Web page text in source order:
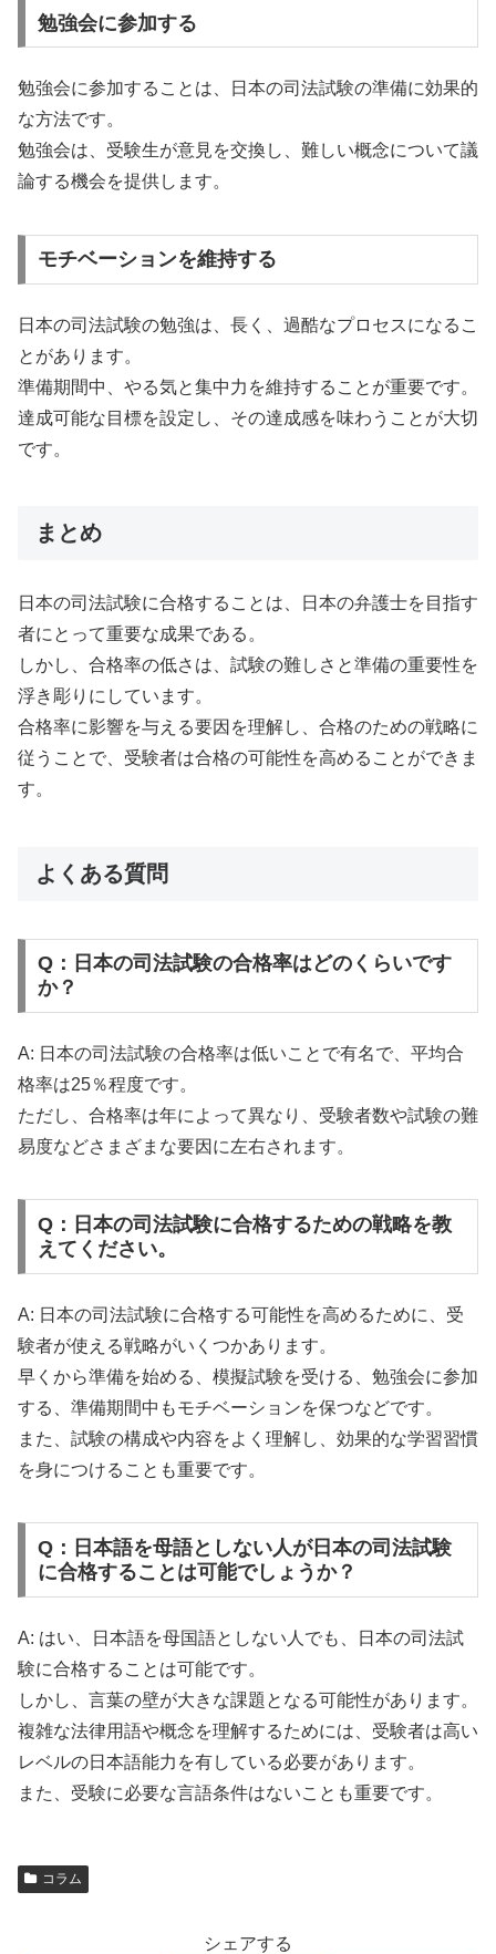
勉強会に参加する
勉強会に参加することは、日本の司法試験の準備に効果的
な方法です。
勉強会は、受験生が意見を交換し、難しい概念について議
論する機会を提供します。
モチベーションを維持する
日本の司法試験の勉強は、長く、過酷なプロセスになるこ
とがあります。
準備期間中、やる気と集中力を維持することが重要です。
達成可能な目標を設定し、その達成感を味わうことが大切
です。
まとめ
日本の司法試験に合格することは、日本の弁護士を目指す
者にとって重要な成果である。
しかし、合格率の低さは、試験の難しさと準備の重要性を
浮き彫りにしています。
合格率に影響を与える要因を理解し、合格のための戦略に
従うことで、受験者は合格の可能性を高めることができま
す。
よくある質問
Q：日本の司法試験の合格率はどのくらいです
か？
A: 日本の司法試験の合格率は低いことで有名で、平均合
格率は25％程度です。
ただし、合格率は年によって異なり、受験者数や試験の難
易度などさまざまな要因に左右されます。
Q：日本の司法試験に合格するための戦略を教
えてください。
A: 日本の司法試験に合格する可能性を高めるために、受
験者が使える戦略がいくつかあります。
早くから準備を始める、模擬試験を受ける、勉強会に参加
する、準備期間中もモチベーションを保つなどです。
また、試験の構成や内容をよく理解し、効果的な学習習慣
を身につけることも重要です。
Q：日本語を母語としない人が日本の司法試験
に合格することは可能でしょうか？
A: はい、日本語を母国語としない人でも、日本の司法試
験に合格することは可能です。
しかし、言葉の壁が大きな課題となる可能性があります。
複雑な法律用語や概念を理解するためには、受験者は高い
レベルの日本語能力を有している必要があります。
また、受験に必要な言語条件はないことも重要です。
コラム
シェアする